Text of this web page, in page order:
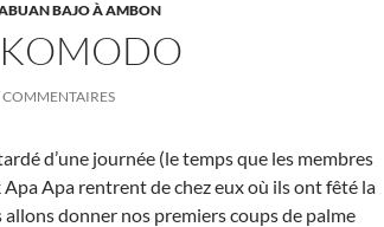
BAJO À AMBON
COMMENTAIRES
d’une journée (le temps que les membres
Apa Apa rentrent de chez eux où ils ont fêté la
allons donner nos premiers coups de palme